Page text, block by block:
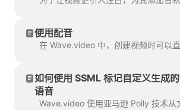
使用配音
如何使用 SSML 标记自定义生成的
语音